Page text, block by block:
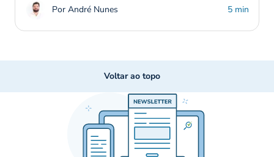
Por André Nunes 5 min
Voltar ao topo